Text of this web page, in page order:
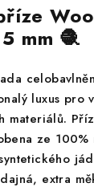
mm 🧶
luxus pro
materiálů.
ze 100%
extra